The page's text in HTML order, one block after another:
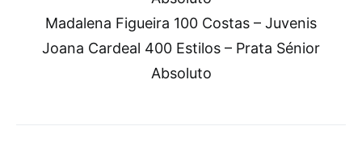
Madalena Figueira 100 Costas – Juvenis
Joana Cardeal 400 Estilos – Prata Sénior
Absoluto